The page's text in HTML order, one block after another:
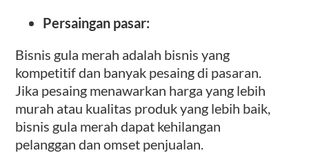
Persaingan pasar:
Bisnis gula merah adalah bisnis yang
kompetitif dan banyak pesaing di pasaran.
Jika pesaing menawarkan harga yang lebih
murah atau kualitas produk yang lebih baik,
bisnis gula merah dapat kehilangan
pelanggan dan omset penjualan.